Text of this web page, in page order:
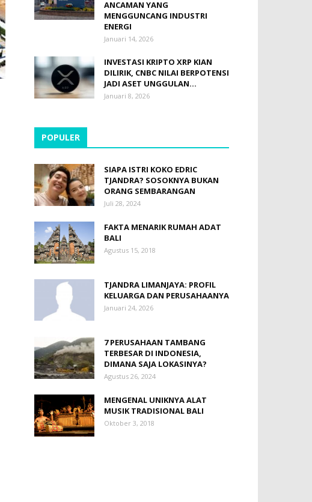
ANCAMAN YANG
MENGGUNCANG INDUSTRI
ENERGI
Januari 14, 2026
INVESTASI KRIPTO XRP KIAN
DILIRIK, CNBC NILAI BERPOTENSI
JADI ASET UNGGULAN...
Januari 8, 2026
POPULER
SIAPA ISTRI KOKO EDRIC
TJANDRA? SOSOKNYA BUKAN
ORANG SEMBARANGAN
Juli 28, 2024
FAKTA MENARIK RUMAH ADAT
BALI
Agustus 15, 2018
TJANDRA LIMANJAYA: PROFIL
KELUARGA DAN PERUSAHAANYA
Januari 24, 2026
7 PERUSAHAAN TAMBANG
TERBESAR DI INDONESIA,
DIMANA SAJA LOKASINYA?
Agustus 26, 2024
MENGENAL UNIKNYA ALAT
MUSIK TRADISIONAL BALI
Oktober 3, 2018